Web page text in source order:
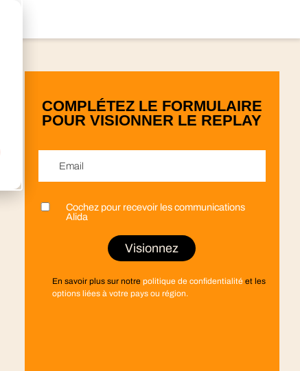
COMPLÉTEZ LE FORMULAIRE
POUR VISIONNER LE REPLAY
Email*
Prénom*
Nom*
Entreprise*
Fonction*
Pays*
Cochez pour recevoir les communications
Alida
En savoir plus sur notre politique de confidentialité et les
options liées à votre pays ou région.